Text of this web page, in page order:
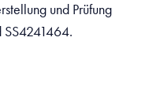
und Prüfung